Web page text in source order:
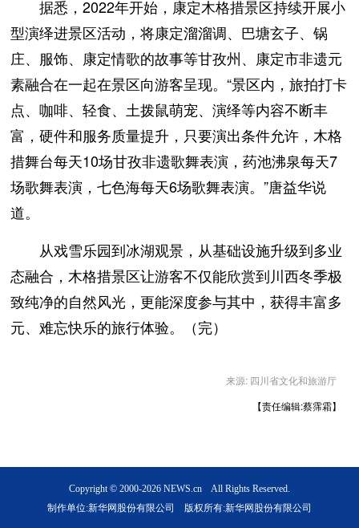
据悉，2022年开始，康定木格措景区持续开展小
型演绎进景区活动，将康定溜溜调、巴塘玄子、锅
庄、服饰、康定情歌的故事等甘孜州、康定市非遗元
素融合在一起在景区向游客呈现。“景区内，旅拍打卡
点、咖啡、轻食、土拨鼠萌宠、演绎等内容不断丰
富，硬件和服务质量提升，只要演出条件允许，木格
措舞台每天10场甘孜非遗歌舞表演，药池沸泉每天7
场歌舞表演，七色海每天6场歌舞表演。”唐益华说
道。
从戏雪乐园到冰湖观景，从基础设施升级到多业
态融合，木格措景区让游客不仅能欣赏到川西冬季极
致纯净的自然风光，更能深度参与其中，获得丰富多
元、难忘快乐的旅行体验。（完）
来源: 四川省文化和旅游厅
【责任编辑:蔡霈霜】
Copyright © 2000-2026 NEWS.cn All Rights Reserved.
制作单位:新华网股份有限公司 版权所有:新华网股份有限公司